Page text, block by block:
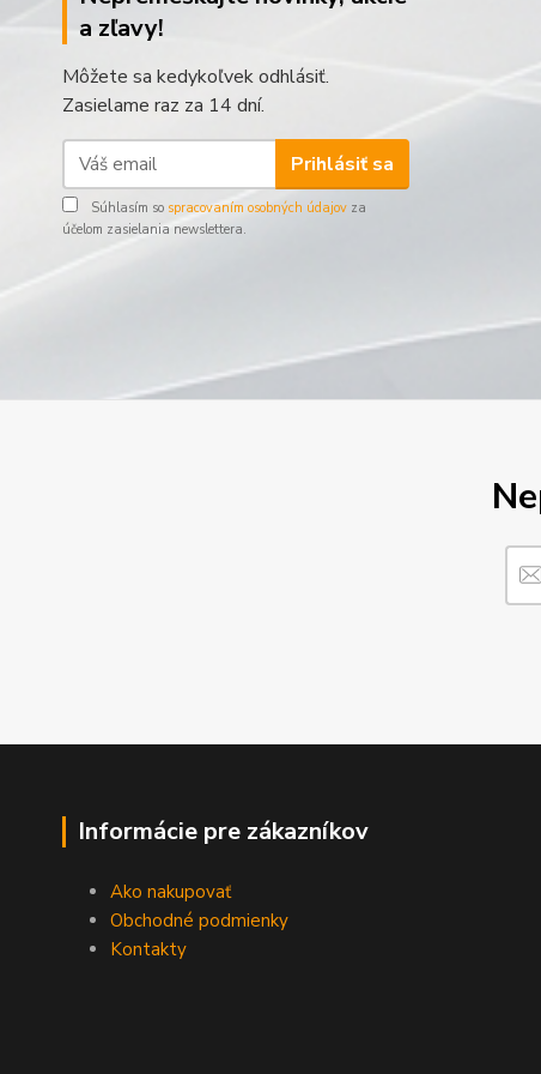
a zľavy!
Môžete sa kedykoľvek odhlásiť.
Zasielame raz za 14 dní.
Prihlásiť sa
Súhlasím so spracovaním osobných údajov za
účelom zasielania newslettera.
Informácie pre zákazníkov
Ako nakupovať
Obchodné podmienky
Kontakty